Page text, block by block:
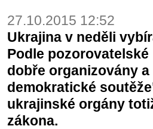
27.10.2015 12:52
Ukrajina v neděli
Podle
dobře organizovány
demokratické
ukrajinské orgány
zákona.